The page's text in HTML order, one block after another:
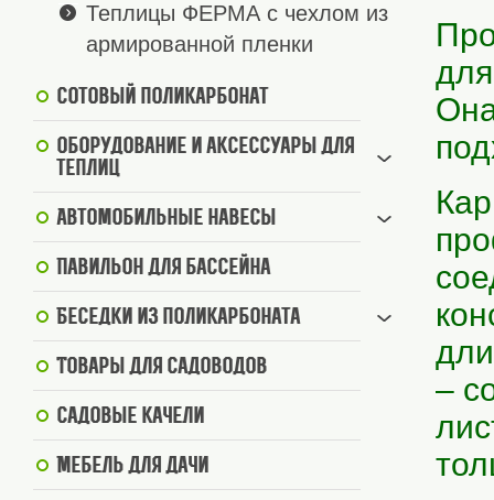
Теплицы ФЕРМА с чехлом из
армированной пленки
Сотовый поликарбонат
Оборудование и аксессуары для
теплиц
Автомобильные навесы
Павильон для бассейна
Беседки из поликарбоната
Товары для садоводов
Садовые качели
Мебель для дачи
–